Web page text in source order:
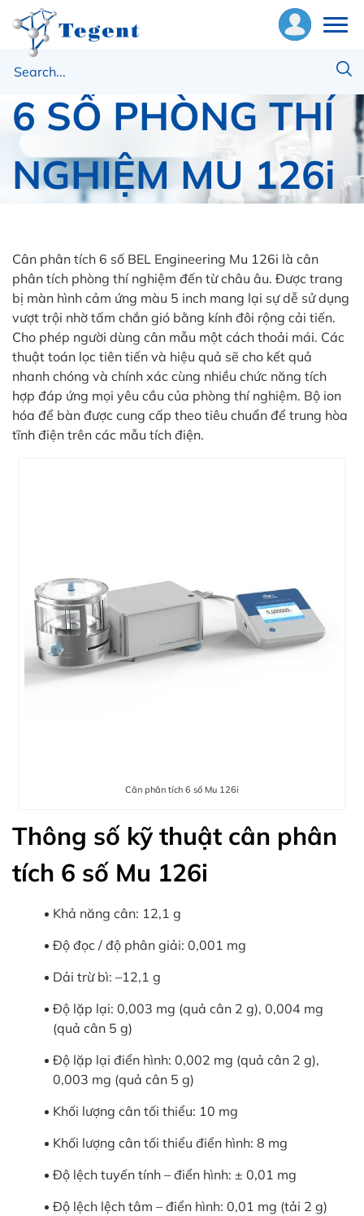
CÂN PHÂN TÍCH
6 SỐ PHÒNG THÍ
NGHIỆM MU 126i
126i
Cân phân tích 6 số BEL Engineering Mu 126i là cân
phân tích phòng thí nghiệm đến từ châu âu. Được trang
bị màn hình cảm ứng màu 5 inch mang lại sự dễ sử dụng
vượt trội nhờ tấm chắn gió bằng kính đôi rộng cải tiến.
Cho phép người dùng cân mẫu một cách thoải mái. Các
thuật toán lọc tiên tiến và hiệu quả sẽ cho kết quả
nhanh chóng và chính xác cùng nhiều chức năng tích
hợp đáp ứng mọi yêu cầu của phòng thí nghiệm. Bộ ion
hóa để bàn được cung cấp theo tiêu chuẩn để trung hòa
tĩnh điện trên các mẫu tích điện.
Cân phân tích 6 số Mu 126i
Thông số kỹ thuật cân phân
tích 6 số Mu 126i
Khả năng cân: 12,1 g
Độ đọc / độ phân giải: 0,001 mg
Dải trừ bì: –12,1 g
Độ lặp lại: 0,003 mg (quả cân 2 g), 0,004 mg
(quả cân 5 g)
Độ lặp lại điển hình: 0,002 mg (quả cân 2 g),
0,003 mg (quả cân 5 g)
Khối lượng cân tối thiểu: 10 mg
Khối lượng cân tối thiểu điển hình: 8 mg
Độ lệch tuyến tính – điển hình: ± 0,01 mg
Độ lệch lệch tâm – điển hình: 0,01 mg (tải 2 g)